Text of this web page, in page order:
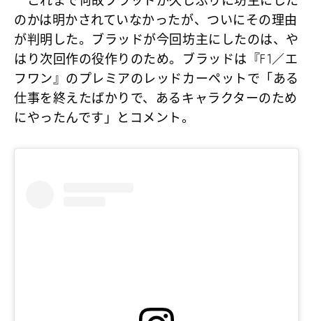
のかは明かされていなかったが、ついにその理由
が判明した。ブラッドが今回坊主にしたのは、や
はり次回作の役作りのため。ブラッドは『F1／エ
フワン』のプレミアのレッドカーペットで「ある
仕事を終えたばかりで、あるキャラクターのため
にやったんです」とコメント。